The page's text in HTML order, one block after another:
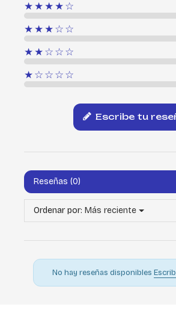
★★★★☆
★★★☆☆
★★☆☆☆
★☆☆☆☆
Escribe tu
Reseñas (0)
Ordenar por: Más reciente
No hay reseñas disponibles